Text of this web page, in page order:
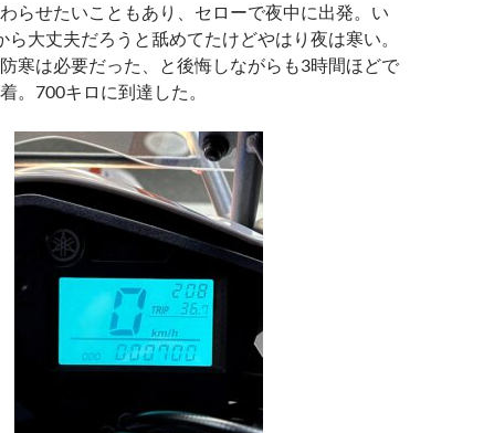
らせたいこともあり、セローで夜中に出発。い
ら大丈夫だろうと舐めてたけどやはり夜は寒い。
寒は必要だった、と後悔しながらも3時間ほどで
。700キロに到達した。